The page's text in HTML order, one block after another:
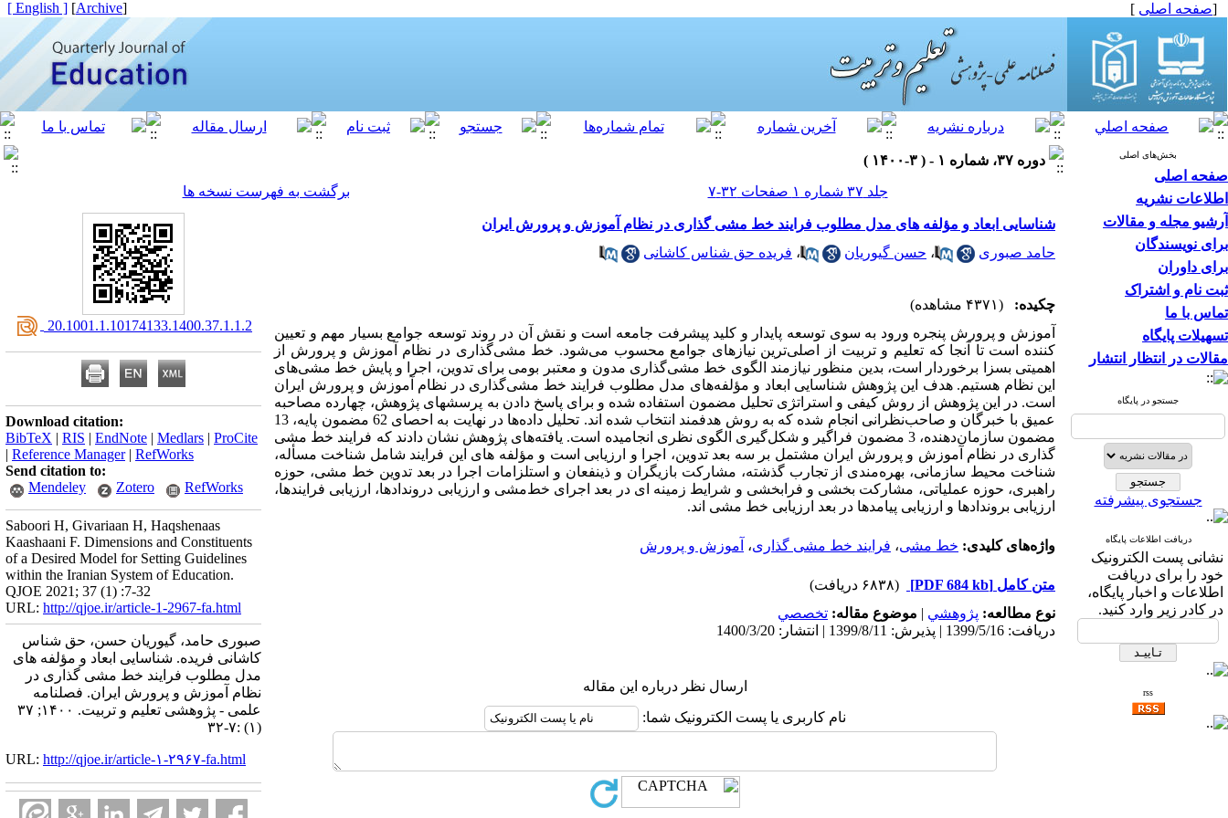
[صفحه اصلی ]
[
Archive
]
[ English ]
بخش‌های اصلی
صفحه اصلی
اطلاعات نشریه
آرشیو مجله و مقالات
برای نویسندگان
برای داوران
ثبت نام و اشتراک
تماس با ما
تسهیلات پایگاه
مقالات در انتظار انتشار
جستجو در پایگاه
جستجوی پیشرفته
دریافت اطلاعات پایگاه
نشانی پست الکترونیک
خود را برای دریافت
اطلاعات و اخبار پایگاه،
در کادر زیر وارد کنید.
rss
دوره ۳۷، شماره ۱ - ( ۳-۱۴۰۰ )
جلد ۳۷ شماره ۱ صفحات ۳۲-۷
برگشت به فهرست نسخه ها
شناسایی ابعاد و مؤلفه های مدل مطلوب فرایند خط مشی گذاری در نظام آموزش و پرورش ایران
حامد صبوری
، حسن گیوریان ، فریده حق شناس کاشانی
چکیده:
(۴۳۷۱ مشاهده)
آموزش و پرورش پنجره ورود به سوی توسعه پایدار و کلید پیشرفت جامعه است و نقش آن در روند توسعه جوامع بسیار مهم و تعیین­‌
کننده است تا آنجا که تعلیم و تربیت از اصلی­‌ترین نیازهای جوامع محسوب می­‌شود. خط مشی­‌گذاری در نظام آموزش و پرورش از
اهمیتی بسزا برخوردار است، بدین منظور نیازمند الگوی خط مشی­‌گذاری مدون و معتبر بومی برای تدوین، اجرا و پایش خط مشی­‌های
این نظام هستیم. هدف این پژوهش شناسایی ابعاد و مؤلفه­‌های مدل مطلوب فرایند خط مشی­‌گذاری در نظام آموزش و پرورش ایران
است. در این پژوهش از روش کیفی و استراتژی تحلیل مضمون استفاده شده و برای پاسخ دادن به پرسشهای پژوهش، چهارده مصاحبه
عمیق با خبرگان و صاحب‌­نظرانی انجام شده که به روش هدفمند انتخاب شده اند. تحلیل داده‌­ها در نهایت به احصای 62 مضمون پایه، 13
مضمون سازمان­‌دهنده، 3 مضمون فراگیر و شکل­‌گیری الگوی نظری انجامیده است. یافته‌­های پژوهش نشان دادند که فرایند خط مشی­‌
گذاری در نظام آموزش و پرورش ایران مشتمل بر سه بعد تدوین، اجرا و ارزیابی است و مؤلفه ‌­های این فرایند شامل شناخت مسأله،
شناخت محیط سازمانی، بهره­‌مندی از تجارب گذشته، مشارکت بازیگران و ذینفعان و استلزامات اجرا در بعد تدوین خط مشی، حوزه
راهبری، حوزه عملیاتی، مشارکت ­بخشی و فرابخشی و شرایط زمینه ای در بعد اجرای خط­‌مشی و ارزیابی دروندادها، ارزیابی فرایندها،
ارزیابی بروندادها و ارزیابی پیامدها در بعد ارزیابی خط مشی اند.
واژه‌های کلیدی: خط مشی، فرایند خط مشی گذاری، آموزش و پرورش
متن کامل [PDF 684 kb]
(۶۸۳۸ دریافت)
نوع مطالعه: پژوهشي | موضوع مقاله: تخصصي
دریافت: 1399/5/16 | پذیرش: 1399/8/11 | انتشار: 1400/3/20
ارسال نظر درباره این مقاله
نام کاربری یا پست الکترونیک شما:
‎ 20.1001.1.10174133.1400.37.1.1.2
Download citation:
BibTeX | RIS | EndNote | Medlars | ProCite
| Reference Manager| RefWorks
Send citation to:
Mendeley
Zotero RefWorks
Saboori H, Givariaan H, Haqshenaas
Kaashaani F. Dimensions and Constituents
of a Desired Model for Setting Guidelines
within the Iranian System of Education.
QJOE 2021; 37 (1) :7-32
URL: http://qjoe.ir/article-1-2967-fa.html
صبوری حامد، گیوریان حسن، حق شناس
کاشانی فریده. شناسایی ابعاد و مؤلفه های
مدل مطلوب فرایند خط مشی گذاری در
نظام آموزش و پرورش ایران. فصلنامه
علمی - پژوهشی تعلیم و تربیت. ۱۴۰۰; ۳۷
(۱) :۷-۳۲
URL: http://qjoe.ir/article-۱-۲۹۶۷-fa.html